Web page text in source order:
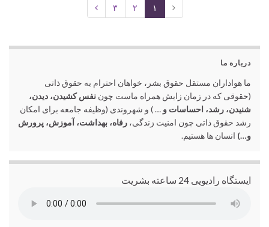
۱ ۲ ۳
درباره ما
ما هواداران مستقل حقوق بشر، خواهان احترام به حقوق ذاتی
(حقوقی که در زمان زایش همراه ماست چون نفس کشیدن، دیدن،
شنیدن، رشد، احساسات و … ) و شهروندی (وظیفه جامعه برای امکان
رشد حقوق ذاتی چون امنیت زندگی، رفاه، بهداشت، آموزش، پرورش
و…) انسان ها هستیم.
ایستگاه رادیویی 24 ساعته بشریت